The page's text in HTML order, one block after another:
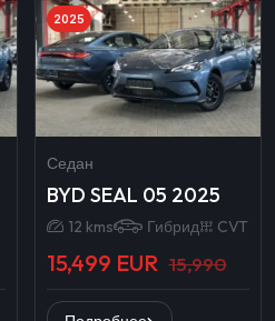
2025
Седан
BYD SEAL 05 2025
12 kms Гибрид CVT
15,499 EUR 15,990